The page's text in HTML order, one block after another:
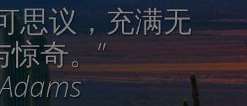
思议，充满无
奇。”